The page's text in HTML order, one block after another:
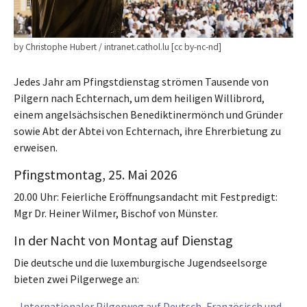
by Christophe Hubert / intranet.cathol.lu [cc by-nc-nd]
Jedes Jahr am Pfingstdienstag strömen Tausende von
Pilgern nach Echternach, um dem heiligen Willibrord,
einem angelsächsischen Benediktinermönch und Gründer
sowie Abt der Abtei von Echternach, ihre Ehrerbietung zu
erweisen.
Pfingstmontag, 25. Mai 2026
20.00 Uhr: Feierliche Eröffnungsandacht mit Festpredigt:
Mgr Dr. Heiner Wilmer, Bischof von Münster.
In der Nacht von Montag auf Dienstag
Die deutsche und die luxemburgische Jugendseelsorge
bieten zwei Pilgerwege an: